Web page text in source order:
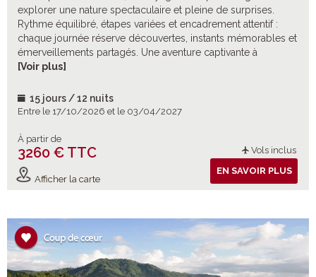
explorer une nature spectaculaire et pleine de surprises.
Rythme équilibré, étapes variées et encadrement attentif :
chaque journée réserve découvertes, instants mémorables et
émerveillements partagés. Une aventure captivante à
savourer ensemble et des souvenirs à créer. Attention : à
[Voir plus]
15 jours / 12 nuits
Entre le 17/10/2026 et le 03/04/2027
À partir de
3260 € TTC Vols inclus
Afficher la carte
EN SAVOIR PLUS